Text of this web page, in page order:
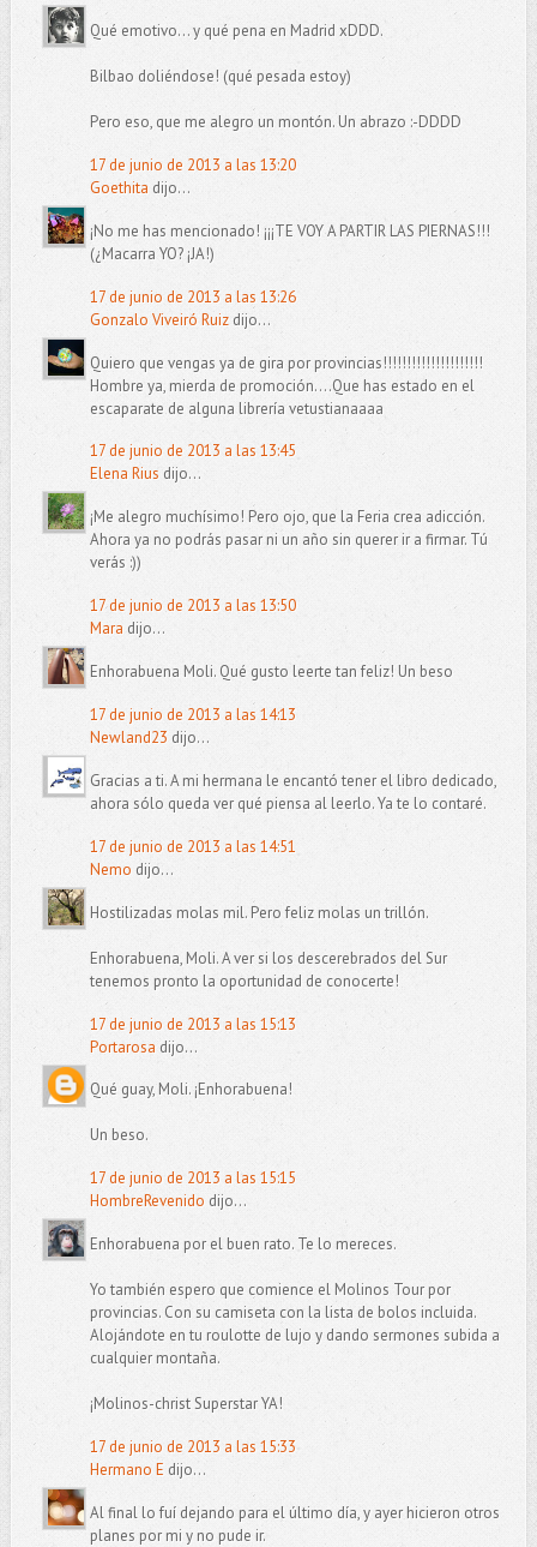
Qué emotivo... y qué pena en Madrid xDDD.
Bilbao doliéndose! (qué pesada estoy)
Pero eso, que me alegro un montón. Un abrazo :-DDDD
17 de junio de 2013 a las 13:20
Goethita dijo...
¡No me has mencionado! ¡¡¡TE VOY A PARTIR LAS PIERNAS!!!
(¿Macarra YO? ¡JA!)
17 de junio de 2013 a las 13:26
Gonzalo Viveiró Ruizdijo...
Quiero que vengas ya de gira por provincias!!!!!!!!!!!!!!!!!!!!!
Hombre ya, mierda de promoción....Que has estado en el
escaparate de alguna librería vetustianaaaa
17 de junio de 2013 a las 13:45
Elena Rius dijo...
¡Me alegro muchísimo! Pero ojo, que la Feria crea adicción.
Ahora ya no podrás pasar ni un año sin querer ir a firmar. Tú
verás :))
17 de junio de 2013 a las 13:50
Mara dijo...
Enhorabuena Moli. Qué gusto leerte tan feliz! Un beso
17 de junio de 2013 a las 14:13
Newland23 dijo...
Gracias a ti. A mi hermana le encantó tener el libro dedicado,
ahora sólo queda ver qué piensa al leerlo. Ya te lo contaré.
17 de junio de 2013 a las 14:51
Nemo dijo...
Hostilizadas molas mil. Pero feliz molas un trillón.
Enhorabuena, Moli. A ver si los descerebrados del Sur
tenemos pronto la oportunidad de conocerte!
17 de junio de 2013 a las 15:13
Portarosa dijo...
Qué guay, Moli. ¡Enhorabuena!
Un beso.
17 de junio de 2013 a las 15:15
HombreRevenido dijo...
Enhorabuena por el buen rato. Te lo mereces.
Yo también espero que comience el Molinos Tour por
provincias. Con su camiseta con la lista de bolos incluida.
Alojándote en tu roulotte de lujo y dando sermones subida a
cualquier montaña.
¡Molinos-christ Superstar YA!
17 de junio de 2013 a las 15:33
Hermano E dijo...
Al final lo fuí dejando para el último día, y ayer hicieron otros
planes por mi y no pude ir.